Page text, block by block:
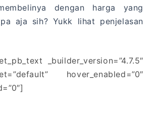
dengan harga yang
aja sih? Yukk lihat penjelasan
_builder_version=”4.7.5″
hover_enabled=”0″